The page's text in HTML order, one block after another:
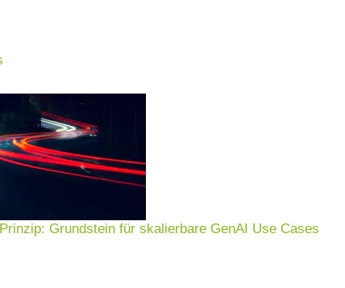
Grundstein für skalierbare GenAI Use Cases